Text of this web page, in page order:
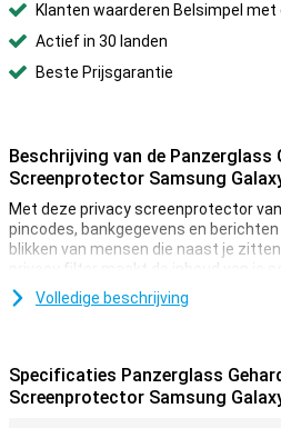
Klanten waarderen Belsimpel met
Actief in 30 landen
Beste Prijsgarantie
Beschrijving van de Panzerglass
Screenprotector Samsung
Met deze privacy screenprotector
pincodes, bankgegevens en
blikken van mensen die naast je
privacy filter maakt de inhoud van je
voor iedereen behalve voor jou.
vingerafdrukken op je
Volledige beschrijving
Specificaties Panzerglass
Screenprotector Samsung